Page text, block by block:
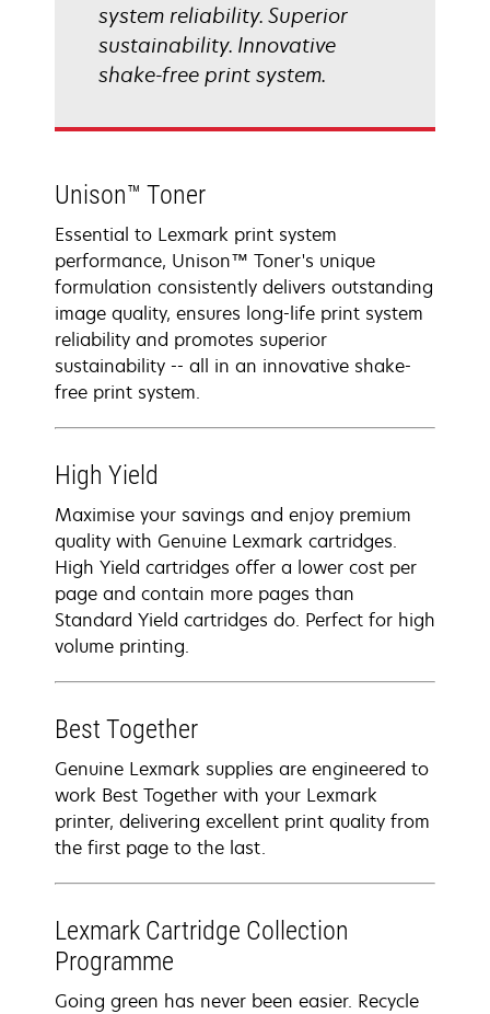
system reliability. Superior
sustainability. Innovative
shake-free print system.
Unison™ Toner
Essential to Lexmark print system
performance, Unison™ Toner's unique
formulation consistently delivers outstanding
image quality, ensures long-life print system
reliability and promotes superior
sustainability -- all in an innovative shake-
free print system.
High Yield
Maximise your savings and enjoy premium
quality with Genuine Lexmark cartridges.
High Yield cartridges offer a lower cost per
page and contain more pages than
Standard Yield cartridges do. Perfect for high
volume printing.
Best Together
Genuine Lexmark supplies are engineered to
work Best Together with your Lexmark
printer, delivering excellent print quality from
the first page to the last.
Lexmark Cartridge Collection
Programme
Going green has never been easier. Recycle